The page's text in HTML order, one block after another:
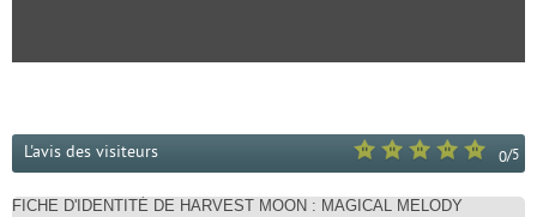
0/5
L'avis des visiteurs
FICHE D'IDENTITÉ DE HARVEST MOON : MAGICAL MELODY